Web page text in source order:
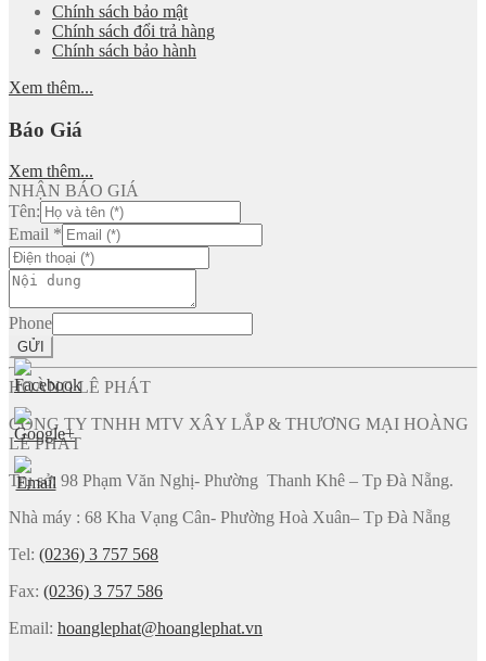
Chính sách bảo mật
Chính sách đổi trả hàng
Chính sách bảo hành
Xem thêm...
Báo Giá
Xem thêm...
NHẬN BÁO GIÁ
Tên:
Email *
Phone
GỬI
HOÀNG LÊ PHÁT
CÔNG TY TNHH MTV XÂY LẮP & THƯƠNG MẠI HOÀNG
LÊ PHÁT
Trụ sở: 98 Phạm Văn Nghị- Phường Thanh Khê – Tp Đà Nẵng.
Nhà máy : 68 Kha Vạng Cân- Phường Hoà Xuân– Tp Đà Nẵng
Tel: (0236) 3 757 568
Fax: (0236) 3 757 586
Email: hoanglephat@hoanglephat.vn